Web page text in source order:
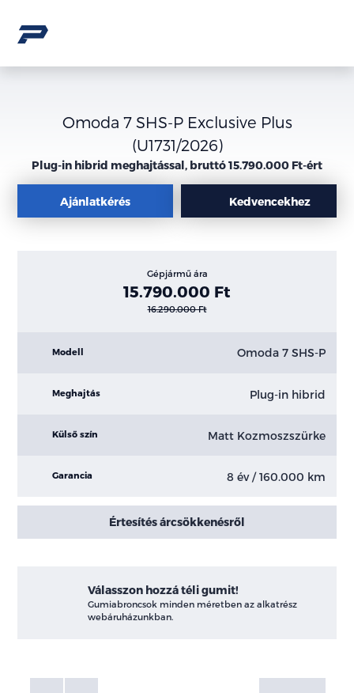
Omoda 7 SHS-P Exclusive Plus
(U1731/2026)
Plug-in hibrid meghajtással, bruttó 15.790.000 Ft-ért
Ajánlatkérés Kedvencekhez
Gépjármű ára
15.790.000 Ft
16.290.000 Ft
Modell Omoda 7 SHS-P
Meghajtás Plug-in hibrid
Külső szín Matt Kozmoszszürke
Garancia 8 év / 160.000 km
Értesítés árcsökkenésről
Válasszon hozzá téli gumit!
Gumiabroncsok minden méretben az alkatrész
webáruházunkban.
Galéria